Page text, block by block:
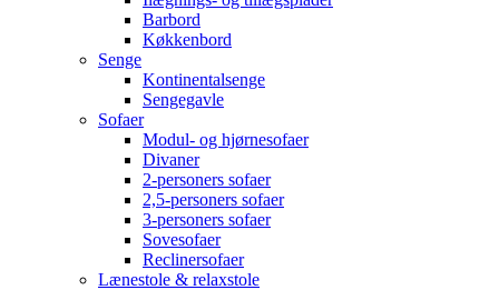
Barbord
Køkkenbord
Senge
Kontinentalsenge
Sengegavle
Sofaer
Modul- og hjørnesofaer
Divaner
2-personers sofaer
2,5-personers sofaer
3-personers sofaer
Sovesofaer
Reclinersofaer
Lænestole & relaxstole